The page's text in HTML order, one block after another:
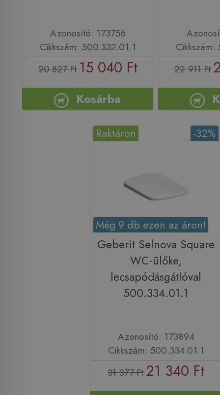
Azonosító: 173756
Cikkszám: 500.332.01.1
20 827 Ft 15 040 Ft
Kosárba
22 911 Ft
-32%
Raktáron
Még 9 db ezen az áron!
Geberit Selnova Square
WC-ülőke,
lecsapódásgátlóval
500.334.01.1
Azonosító: 173894
Cikkszám: 500.334.01.1
31 377 Ft 21 340 Ft